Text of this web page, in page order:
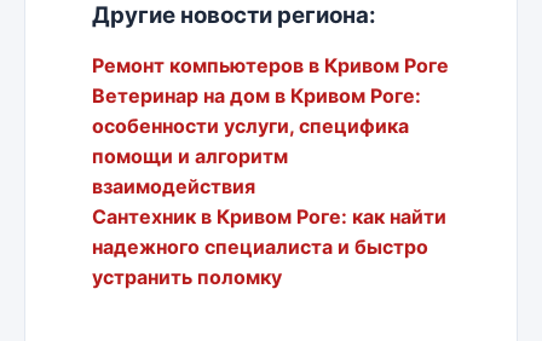
Другие новости региона:
Ремонт компьютеров в Кривом Роге
Ветеринар на дом в Кривом Роге:
особенности услуги, специфика
помощи и алгоритм
взаимодействия
Сантехник в Кривом Роге: как найти
надежного специалиста и быстро
устранить поломку